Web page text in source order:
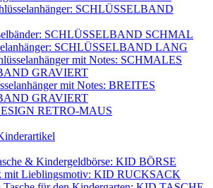
SCHLÜSSELBAND
SCHLÜSSELBAND SCHMAL
SCHLÜSSELBAND LANG
mit Notes: SCHMALES
GRAVIERT
mit Notes: BREITES
GRAVIERT
RETRO-MAUS
& Kindergeldbörse: KID BÖRSE
mit Lieblingsmotiv: KID RUCKSACK